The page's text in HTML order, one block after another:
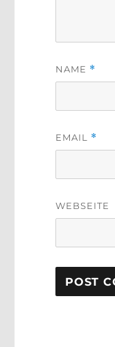
NAME *
EMAIL *
WEBSEITE